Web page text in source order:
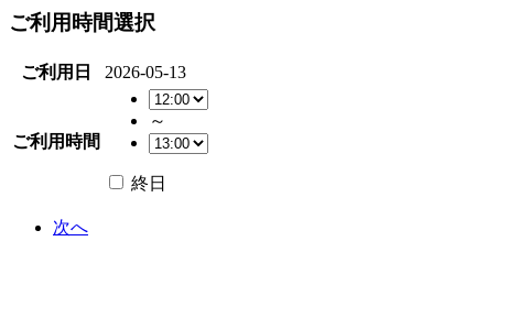
ご利用時間選択
ご利用日 2026-05-13
ご利用時間
～
終日
次へ